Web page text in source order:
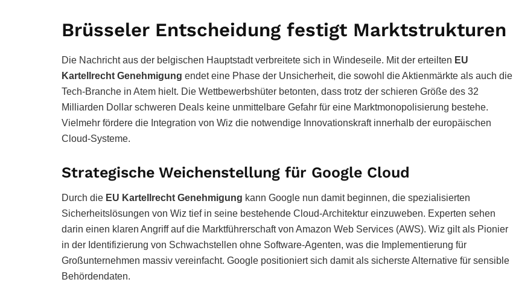
Brüsseler Entscheidung festigt Marktstrukturen
Die Nachricht aus der belgischen Hauptstadt verbreitete sich in Windeseile. Mit der erteilten EU
Kartellrecht Genehmigung endet eine Phase der Unsicherheit, die sowohl die Aktienmärkte als auch die
Tech-Branche in Atem hielt. Die Wettbewerbshüter betonten, dass trotz der schieren Größe des 32
Milliarden Dollar schweren Deals keine unmittelbare Gefahr für eine Marktmonopolisierung bestehe.
Vielmehr fördere die Integration von Wiz die notwendige Innovationskraft innerhalb der europäischen
Cloud-Systeme.
Strategische Weichenstellung für Google Cloud
Durch die EU Kartellrecht Genehmigung kann Google nun damit beginnen, die spezialisierten
Sicherheitslösungen von Wiz tief in seine bestehende Cloud-Architektur einzuweben. Experten sehen
darin einen klaren Angriff auf die Marktführerschaft von Amazon Web Services (AWS). Wiz gilt als Pionier
in der Identifizierung von Schwachstellen ohne Software-Agenten, was die Implementierung für
Großunternehmen massiv vereinfacht. Google positioniert sich damit als sicherste Alternative für sensible
Behördendaten.